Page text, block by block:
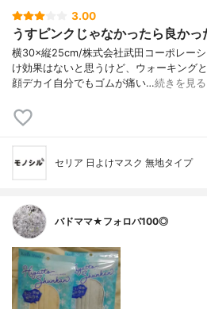
3.00
うすピンクじゃなかったら良かっ
横30×縦25cm/株式会社武田コーポレー
け効果はないと思うけど、ウォーキング
顔デカイ自分でもゴムが痛い…続きを見る
セリア 日よけマスク 無地タイプ
バドママ★フォロバ100◎